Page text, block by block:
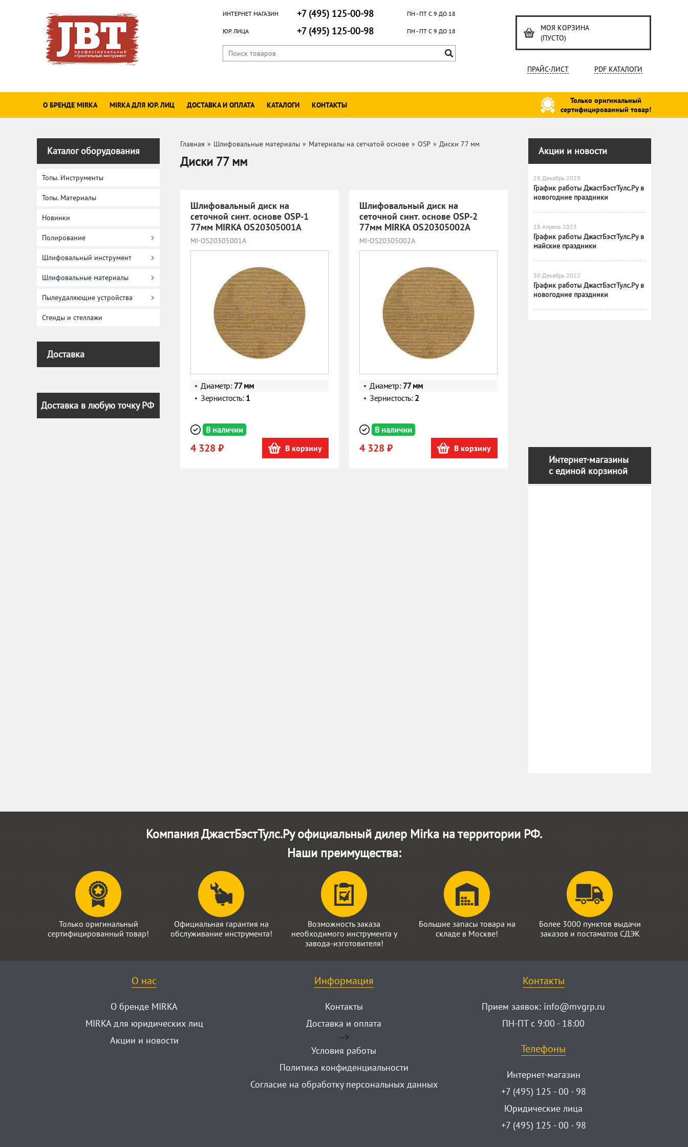
ИНТЕРНЕТ МАГАЗИН +7 (495) 125-00-98 ПН - ПТ С 9 ДО 18
ЮР. ЛИЦА +7 (495) 125-00-98 ПН - ПТ С 9 ДО 18
МОЯ КОРЗИНА
(ПУСТО)
ПРАЙС-ЛИСТ PDF КАТАЛОГИ
О БРЕНДЕ MIRKA MIRKA ДЛЯ ЮР. ЛИЦ ДОСТАВКА И ОПЛАТА КАТАЛОГИ КОНТАКТЫ
Только оригинальный
сертифицированный товар!
Каталог оборудования
Топы. Инструменты
Топы. Материалы
Новинки
Полирование
Шлифовальный инструмент
Шлифовальные материалы
Пылеудаляющие устройства
Стенды и стеллажи
Доставка
Доставка в любую точку РФ
Главная » Шлифовальные материалы » Материалы на сетчатой основе » OSP » Диски 77 мм
Диски 77 мм
Шлифовальный диск на
сеточной синт. основе OSP-1
77мм MIRKA OS20305001A
MI-OS20305001A
Диаметр: 77 мм
Зернистость: 1
В наличии
4 328 ₽ В корзину
Шлифовальный диск на
сеточной синт. основе OSP-2
77мм MIRKA OS20305002A
MI-OS20305002A
Диаметр: 77 мм
Зернистость: 2
В наличии
4 328 ₽ В корзину
Акции и новости
28 Декабрь 2023
График работы ДжастБэстТулс.Ру в
новогодние праздники
28 Апрель 2023
График работы ДжастБэстТулс.Ру в
майские праздники
30 Декабрь 2022
График работы ДжастБэстТулс.Ру в
новогодние праздники
Интернет-магазины
с единой корзиной
Компания ДжастБэстТулс.Ру официальный дилер Mirka на территории РФ.
Наши преимущества:
Только оригинальный
сертифицированный товар!
Официальная гарантия на
обслуживание инструмента!
Возможность заказа
необходимого инструмента у
завода-изготовителя!
Большие запасы товара на
складе в Москве!
Более 3000 пунктов выдачи
заказов и постаматов СДЭК
О нас
О бренде MIRKA
MIRKA для юридических лиц
Акции и новости
Информация
Контакты
Доставка и оплата
-->
Условия работы
Политика конфиденциальности
Согласие на обработку персональных данных
Контакты
Прием заявок: info@mvgrp.ru
ПН-ПТ с 9:00 - 18:00
Телефоны
Интернет-магазин
+7 (495) 125 - 00 - 98
Юридические лица
+7 (495) 125 - 00 - 98